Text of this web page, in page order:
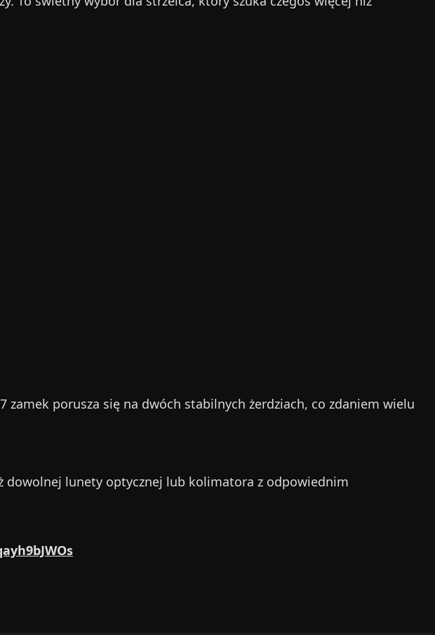
porusza się na dwóch stabilnych żerdziach, co zdaniem wielu
dowolnej lunety optycznej lub kolimatora z odpowiednim